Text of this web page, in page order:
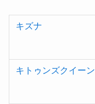
キズナ
キトゥンズクイーン